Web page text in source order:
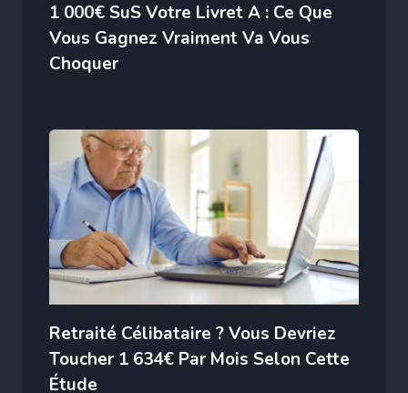
1 000€ SuS Votre Livret A : Ce Que
Vous Gagnez Vraiment Va Vous
Choquer
Retraité Célibataire ? Vous Devriez
Toucher 1 634€ Par Mois Selon Cette
Étude